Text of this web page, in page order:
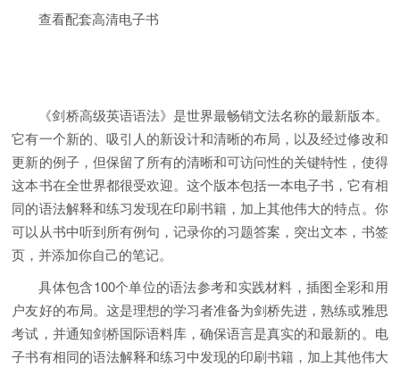
查看配套高清电子书
《剑桥高级英语语法》是世界最畅销文法名称的最新版本。
它有一个新的、吸引人的新设计和清晰的布局，以及经过修改和
更新的例子，但保留了所有的清晰和可访问性的关键特性，使得
这本书在全世界都很受欢迎。这个版本包括一本电子书，它有相
同的语法解释和练习发现在印刷书籍，加上其他伟大的特点。你
可以从书中听到所有例句，记录你的习题答案，突出文本，书签
页，并添加你自己的笔记。
具体包含100个单位的语法参考和实践材料，插图全彩和用
户友好的布局。这是理想的学习者准备为剑桥先进，熟练或雅思
考试，并通知剑桥国际语料库，确保语言是真实的和最新的。电
子书有相同的语法解释和练习中发现的印刷书籍，加上其他伟大